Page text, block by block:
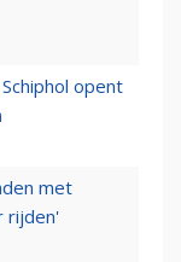
opent
met
rijden'